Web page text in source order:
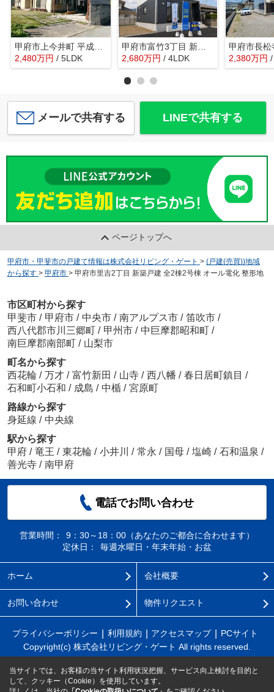
甲府市上今井町 平成2年築中古戸建 南道路・綺麗な建物
2,480万円 / 5LDK
甲府市富竹3丁目 新築全3棟 3号棟 南西道路・車並列3台
2,680万円 / 4LDK 2,380万円
メールで共有する LINEで共有する
ページトップへ
甲府市・甲斐市の戸建て情報は株式会社リビング・ゲート > (戸建(売買))地域
から探す > 甲府市 > 甲府市里吉2丁目 新築戸建 全2棟2号棟 オール電化 整形地
市区町村から探す
甲斐市 / 甲府市 / 中央市 / 南アルプス市 / 笛吹市 /
西八代郡市川三郷町 / 甲州市 / 中巨摩郡昭和町 /
南巨摩郡南部町 / 山梨市
町名から探す
西花輪 / 万才 / 富竹新田 / 山寺 / 西八幡 / 春日居町鎮目 /
石和町小石和 / 成島 / 中楯 / 宮原町
路線から探す
身延線 / 中央線
駅から探す
甲府 / 竜王 / 東花輪 / 小井川 / 常永 / 国母 / 塩崎 / 石和温泉 /
善光寺 / 南甲府
電話でお問い合わせ
営業時間：
9：30～18：00（あなたのご都合に合わせます）
定休日：
毎週水曜日・年末年始・お盆
ホーム 会社概要
お問い合わせ 物件リクエスト
プライバシーポリシー 利用規約 アクセスマップ
PCサイト
Copyright(c) 株式会社リビング・ゲート All rights reserved.
当サイトでは、お客様の当サイト利用状況把握、サービス向上検討を目的と
して、クッキー（Cookie）を使用しています。